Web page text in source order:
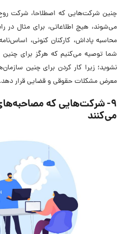
می‌شوند، هیچ اطلاعاتی، برای مثال در
محاسبه پاداش، کارکنان کنونی،
شما توصیه می‌کنیم که هرگز برای
نشوید؛ زیرا کار کردن برای چنین
معرض مشکلات حقوقی و قضایی قرار دهد.
9- شرکت‌هایی که
می‌کنند